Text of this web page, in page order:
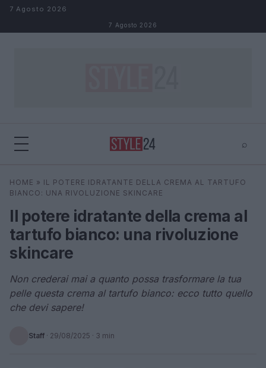
Salta al contenuto
7 Agosto 2026
7 Agosto 2026
⌕
Cerca ⌕ ×
HOME » IL POTERE IDRATANTE DELLA CREMA AL TARTUFO
BIANCO: UNA RIVOLUZIONE SKINCARE
Il potere idratante della crema al
tartufo bianco: una rivoluzione
skincare
Non crederai mai a quanto possa trasformare la tua
pelle questa crema al tartufo bianco: ecco tutto quello
che devi sapere!
Staff · 29/08/2025 · 3 min